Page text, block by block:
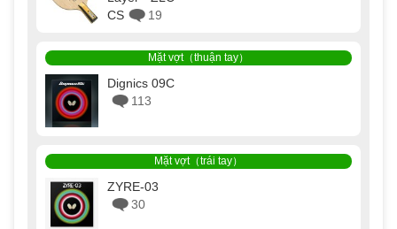
CS
19
Mặt vợt（thuận tay）
Dignics 09C
113
Mặt vợt（trái tay）
ZYRE-03
30